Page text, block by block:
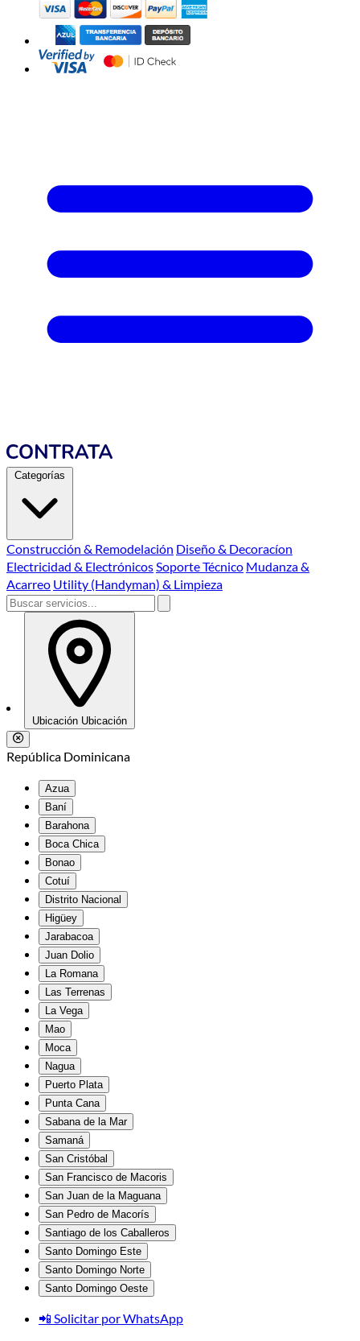
Categorías
Construcción & Remodelación Diseño & Decoracíon
Electricidad & ElectrónicosSoporte Técnico Mudanza &
Acarreo Utility (Handyman) & Limpieza
Ubicación Ubicación
República Dominicana
Azua
Baní
Barahona
Boca Chica
Bonao
Cotuí
Distrito Nacional
Higüey
Jarabacoa
Juan Dolio
La Romana
Las Terrenas
La Vega
Mao
Moca
Nagua
Puerto Plata
Punta Cana
Sabana de la Mar
Samaná
San Cristóbal
San Francisco de Macoris
San Juan de la Maguana
San Pedro de Macorís
Santiago de los Caballeros
Santo Domingo Este
Santo Domingo Norte
Santo Domingo Oeste
📲 Solicitar por WhatsApp